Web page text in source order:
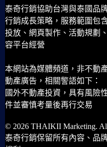
泰奇行銷協助台灣與泰國品
行銷成長策略，服務範圍包
投放、網頁製作、活動規劃
容平台經營
本網站為媒體頻道，非不動
動產廣告，相關警語如下：
國外不動產投資，具有風險
件並審慎考量後再行交易
© 2026 THAIKII Marketing. All
泰奇行銷保留所有內容、品